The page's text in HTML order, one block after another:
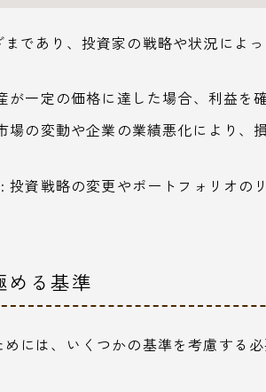
であり、投資家の戦略や状況によっ
が一定の価格に達した場合、利益を
場の変動や企業の業績悪化により、
: 投資戦略の変更やポートフォリオの
める基準
には、いくつかの基準を考慮する必